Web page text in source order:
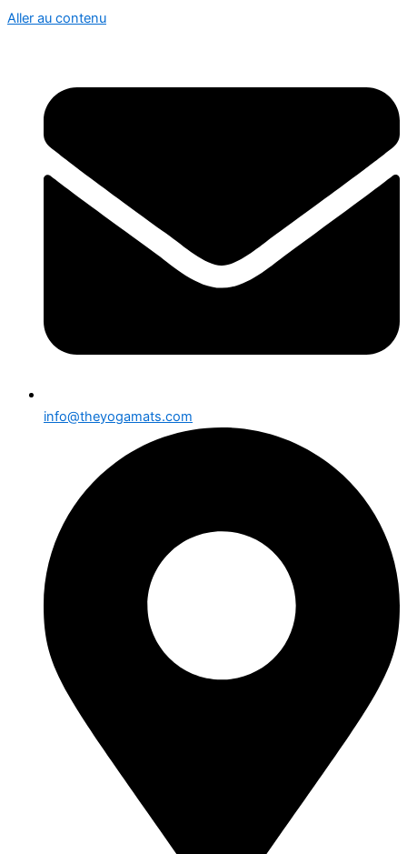
Aller au contenu
info@theyogamats.com